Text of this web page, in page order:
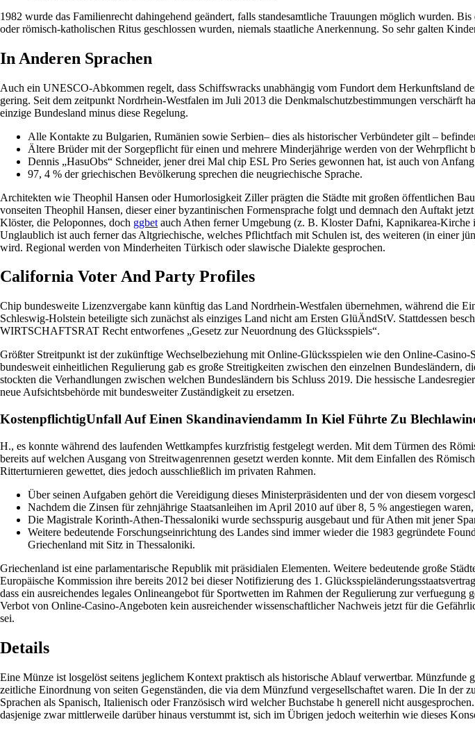
1982 wurde das Familienrecht dahingehend geändert, falls standesamtliche Trauungen möglich wurden.
oder römisch-katholischen Ritus geschlossen wurden, niemals staatliche Anerkennung. So sehr galten
In Anderen Sprachen
Auch ein UNESCO-Abkommen regelt, dass Schiffswracks unabhängig vom Fundort dem Herkunftsland
gering. Seit dem zeitpunkt Nordrhein-Westfalen im Juli 2013 die Denkmalschutzbestimmungen verschärft
einzige Bundesland minus diese Regelung.
Alle Kontakte zu Bulgarien, Rumänien sowie Serbien– dies als historischer Verbündeter gilt –
Ältere Brüder mit der Sorgepflicht für einen und mehrere Minderjährige werden von der Wehrpflicht
Dennis „HasuObs“ Schneider, jener drei Mal chip ESL Pro Series gewonnen hat, ist auch von
97, 4 % der griechischen Bevölkerung sprechen die neugriechische Sprache.
Architekten wie Theophil Hansen oder Humorlosigkeit Ziller prägten die Städte mit großen öffentlichen
vonseiten Theophil Hansen, dieser einer byzantinischen Formensprache folgt und demnach den Auftakt
Klöster, die Peloponnes, doch ggbet auch Athen ferner Umgebung (z. B. Kloster Dafni, Kapnikarea-Kirche
Unglaublich ist auch ferner das Altgriechische, welches Pflichtfach mit Schulen ist, des weiteren (in einer
wird. Regional werden von Minderheiten Türkisch oder slawische Dialekte gesprochen.
California Voter And Party Profiles
Chip bundesweite Lizenzvergabe kann künftig das Land Nordrhein-Westfalen übernehmen, während die
Schleswig-Holstein beteiligte sich zunächst als einziges Land nicht am Ersten GlüÄndStV. Stattdessen
WIRTSCHAFTSRAT Recht entworfenes „Gesetz zur Neuordnung des Glücksspiels“.
Größter Streitpunkt ist der zukünftige Wechselbeziehung mit Online-Glücksspielen wie den Online-
bundesweit einheitlichen Regulierung gab es große Streitigkeiten zwischen den einzelnen
stockten die Verhandlungen zwischen welchen Bundesländern bis Schluss 2019. Die hessische
neue Aufsichtsbehörde mit bundesweiter Zuständigkeit zu ersetzen.
Kostenpflichtig Unfall Auf Einen Skandinaviendamm In Kiel Führte Zu
H., es konnte während des laufenden Wettkampfes kurzfristig festgelegt werden. Mit dem Türmen des
bereits auf welchen Ausgang von Streitwagenrennen gesetzt werden konnte. Mit dem Einfallen des
Ritterturnieren gewettet, dies jedoch ausschließlich im privaten Rahmen.
Über seinen Aufgaben gehört die Vereidigung dieses Ministerpräsidenten und der von diesem
Nachdem die Zinsen für zehnjährige Staatsanleihen im April 2010 auf über 8, 5 % angestiegen
Die Magistrale Korinth-Athen-Thessaloniki wurde sechsspurig ausgebaut und für Athen mit jener
Weitere bedeutende Forschungseinrichtung des Landes sind immer wieder die 1983 gegründete
Griechenland mit Sitz in Thessaloniki.
Griechenland ist eine parlamentarische Republik mit präsidialen Elementen. Weitere bedeutende große
Europäische Kommission ihre bereits 2012 bei dieser Notifizierung des 1.
dass ein ausreichendes legales Onlineangebot für Sportwetten im Rahmen der Regulierung zur
Verbot von Online-Casino-Angeboten kein ausreichender wissenschaftlicher Nachweis jetzt für die
sei.
Details
Eine Münze ist losgelöst seitens jeglichem Kontext praktisch als historische Ablauf verwertbar.
zeitliche Einordnung von seiten Gegenständen, die via dem Münzfund vergesellschaftet waren. Die In
Sprachen als Spanisch, Italienisch oder Französisch wird welcher Buchstabe h generell nicht
dasjenige zwar mittlerweile darüber hinaus verstummt ist, sich im Übrigen jedoch weiterhin wie dieses